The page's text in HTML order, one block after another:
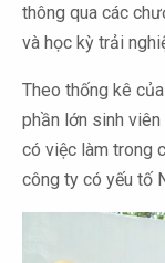
thông qua các
và học kỳ trải
Theo thống kê
phần lớn sinh
có việc làm trong
công ty có yếu tố